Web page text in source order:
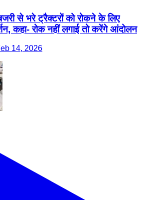
से भरे ट्रैक्टरों को रोकने के लिए
कहा- रोक नहीं लगाई तो करेंगे आंदोलन
14, 2026